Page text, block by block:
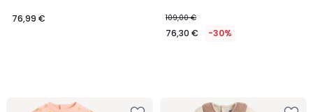
76,99 € 109,00 €
76,30 € -30%